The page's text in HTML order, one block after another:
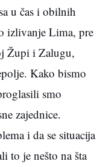
u čas i obilnih
izlivanje Lima, pre
Župi i Zalugu,
Kako bismo
smo
zajednice.
i da se situacija
to je nešto na šta